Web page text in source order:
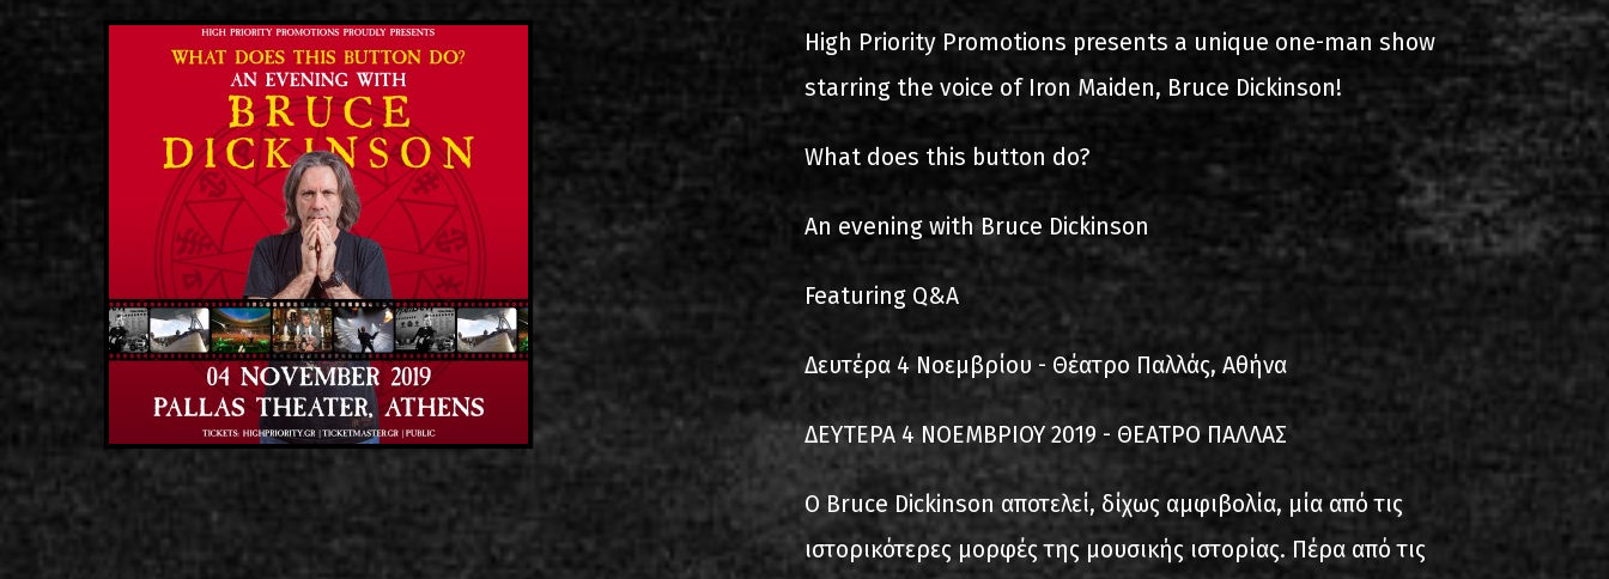
2008-08-02 Malakasa
2011-06-17 Malakasa
2018-07-20 Malakasa
2022-07-16 Olympic Stadium
High Priority Promotions presents a unique one-man show
starring the voice of Iron Maiden, Bruce Dickinson!
What does this button do?
An evening with Bruce Dickinson
Featuring Q&A
Δευτέρα 4 Νοεμβρίου - Θέατρο Παλλάς, Αθήνα
ΔΕΥΤΕΡΑ 4 ΝΟΕΜΒΡΙΟΥ 2019 - ΘΕΑΤΡΟ ΠΑΛΛΑΣ
Ο Bruce Dickinson αποτελεί, δίχως αμφιβολία, μία από τις
ιστορικότερες μορφές της μουσικής ιστορίας. Πέρα από τις